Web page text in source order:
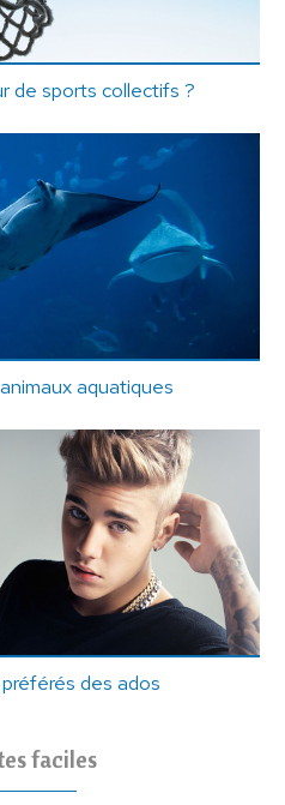
de sports collectifs ?
aquatiques
des ados
faciles